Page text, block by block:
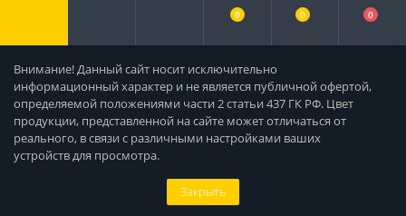
Внимание! Данный сайт носит исключительно
информационный характер и не является публичной офертой,
определяемой положениями части 2 статьи 437 ГК РФ. Цвет
продукции, представленной на сайте может отличаться от
реального, в связи с различными настройками ваших
устройств для просмотра.
Закрыть
0 0 0